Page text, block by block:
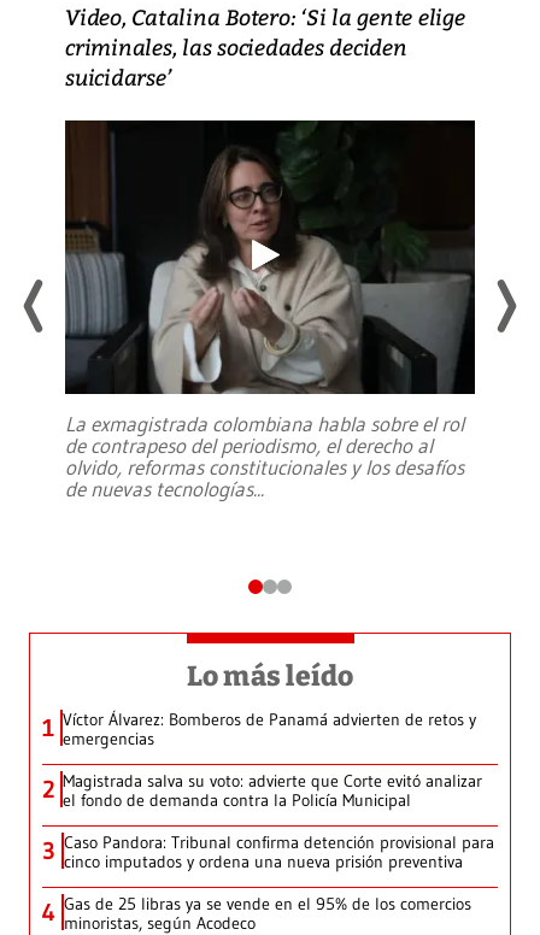
Video, Catalina Botero: ‘Si la gente elige
criminales, las sociedades deciden
suicidarse’
La exmagistrada colombiana habla sobre el rol
de contrapeso del periodismo, el derecho al
olvido, reformas constitucionales y los desafíos
de nuevas tecnologías...
Lo más leído
1 Víctor Álvarez: Bomberos de Panamá advierten de retos y
emergencias
2 Magistrada salva su voto: advierte que Corte evitó analizar
el fondo de demanda contra la Policía Municipal
3 Caso Pandora: Tribunal confirma detención provisional para
cinco imputados y ordena una nueva prisión preventiva
4 Gas de 25 libras ya se vende en el 95% de los comercios
minoristas, según Acodeco